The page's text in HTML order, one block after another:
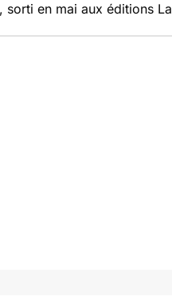
, sorti en mai aux éditions La